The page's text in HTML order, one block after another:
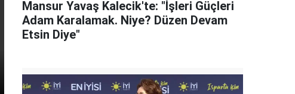
Mansur Yavaş Kalecik'te: "İşleri Güçleri
Adam Karalamak. Niye? Düzen Devam
Etsin Diye"